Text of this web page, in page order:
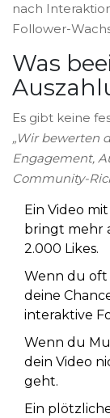
nach
Follower-
Was
Es gibt keine
„Wir bewerten
Engagement,
Community-
Ein Video
bringt mehr
2.000 Likes.
Wenn du oft
deine
interaktive
Wenn du
dein Video
geht.
Ein